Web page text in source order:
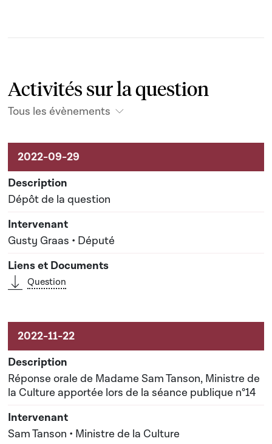
Activités sur la question
Tous les évènements
Activités liées au dossier
Dépôt de la question
Gusty Graas • Député
Question
Réponse orale de Madame Sam Tanson, Ministre de
la Culture apportée lors de la séance publique n°14
Sam Tanson • Ministre de la Culture